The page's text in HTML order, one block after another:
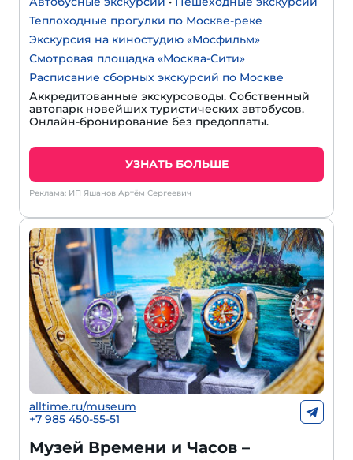
Теплоходные прогулки по Москве-реке
Экскурсия на киностудию «Мосфильм»
Смотровая площадка «Москва-Сити»
Расписание сборных экскурсий по Москве
Аккредитованные экскурсоводы. Собственный
автопарк новейших туристических автобусов.
Онлайн-бронирование без предоплаты.
УЗНАТЬ БОЛЬШЕ
Реклама: ИП Яшанов Артём Сергеевич
alltime.ru/museum
+7 985 450-55-51
Музей Времени и Часов –